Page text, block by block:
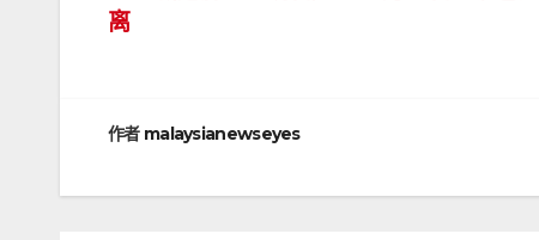
章
航
离
作者 malaysianewseyes